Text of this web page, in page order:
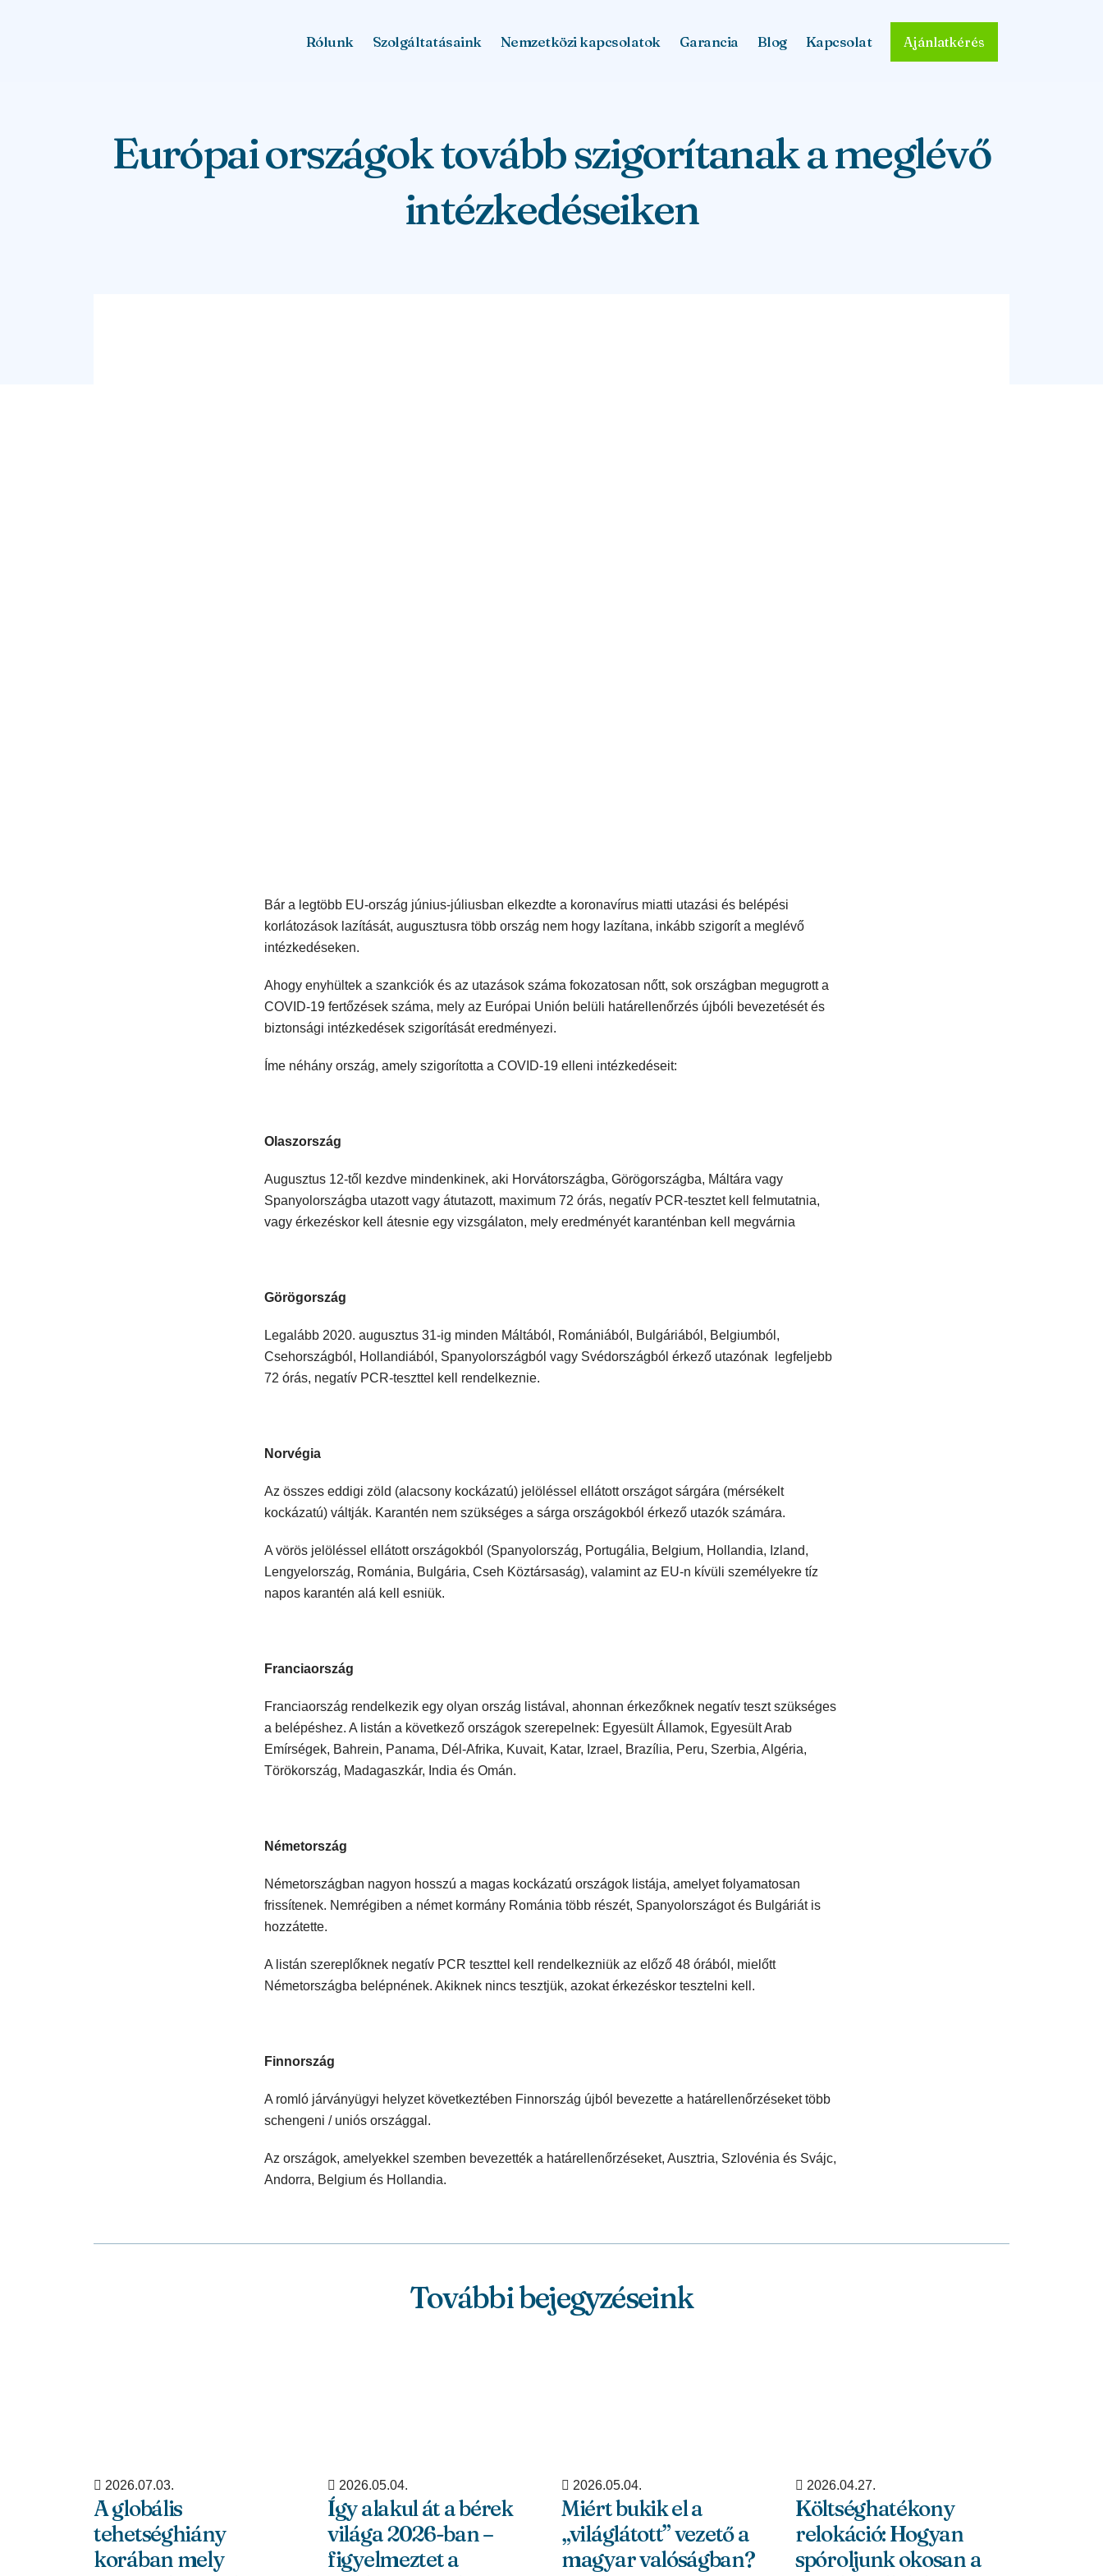
Rólunk Szolgáltatásaink Nemzetközi kapcsolatok Garancia Blog Kapcsolat Ajánlatkérés
Európai országok tovább szigorítanak a meglévő
intézkedéseiken
Bár a legtöbb EU-ország június-júliusban elkezdte a koronavírus miatti utazási és belépési
korlátozások lazítását, augusztusra több ország nem hogy lazítana, inkább szigorít a meglévő
intézkedéseken.
Ahogy enyhültek a szankciók és az utazások száma fokozatosan nőtt, sok országban megugrott a
COVID-19 fertőzések száma, mely az Európai Unión belüli határellenőrzés újbóli bevezetését és
biztonsági intézkedések szigorítását eredményezi.
Íme néhány ország, amely szigorította a COVID-19 elleni intézkedéseit:
Olaszország
Augusztus 12-től kezdve mindenkinek, aki Horvátországba, Görögországba, Máltára vagy
Spanyolországba utazott vagy átutazott, maximum 72 órás, negatív PCR-tesztet kell felmutatnia,
vagy érkezéskor kell átesnie egy vizsgálaton, mely eredményét karanténban kell megvárnia
Görögország
Legalább 2020. augusztus 31-ig minden Máltából, Romániából, Bulgáriából, Belgiumból,
Csehországból, Hollandiából, Spanyolországból vagy Svédországból érkező utazónak legfeljebb
72 órás, negatív PCR-teszttel kell rendelkeznie.
Norvégia
Az összes eddigi zöld (alacsony kockázatú) jelöléssel ellátott országot sárgára (mérsékelt
kockázatú) váltják. Karantén nem szükséges a sárga országokból érkező utazók számára.
A vörös jelöléssel ellátott országokból (Spanyolország, Portugália, Belgium, Hollandia, Izland,
Lengyelország, Románia, Bulgária, Cseh Köztársaság), valamint az EU-n kívüli személyekre tíz
napos karantén alá kell esniük.
Franciaország
Franciaország rendelkezik egy olyan ország listával, ahonnan érkezőknek negatív teszt szükséges
a belépéshez. A listán a következő országok szerepelnek: Egyesült Államok, Egyesült Arab
Emírségek, Bahrein, Panama, Dél-Afrika, Kuvait, Katar, Izrael, Brazília, Peru, Szerbia, Algéria,
Törökország, Madagaszkár, India és Omán.
Németország
Németországban nagyon hosszú a magas kockázatú országok listája, amelyet folyamatosan
frissítenek. Nemrégiben a német kormány Románia több részét, Spanyolországot és Bulgáriát is
hozzátette.
A listán szereplőknek negatív PCR teszttel kell rendelkezniük az előző 48 órából, mielőtt
Németországba belépnének. Akiknek nincs tesztjük, azokat érkezéskor tesztelni kell.
Finnország
A romló járványügyi helyzet következtében Finnország újból bevezette a határellenőrzéseket több
schengeni / uniós országgal.
Az országok, amelyekkel szemben bevezették a határellenőrzéseket, Ausztria, Szlovénia és Svájc,
Andorra, Belgium és Hollandia.
További bejegyzéseink
2026.07.03.
A globális
tehetséghiány
korában mely
2026.05.04.
Így alakul át a bérek
világa 2026-ban –
figyelmeztet a
2026.05.04.
Miért bukik el a
„világlátott” vezető a
magyar valóságban?
2026.04.27.
Költséghatékony
relokáció: Hogyan
spóroljunk okosan a